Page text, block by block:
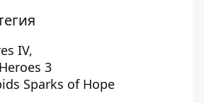
IV,
3
Sparks of Hope